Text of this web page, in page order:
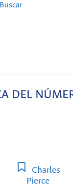
Buscar
DEL
Charles
Pierce